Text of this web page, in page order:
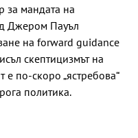
за мандата на
Джером Пауъл
на forward guidance
скептицизмът на
по-скоро „ястребова“
политика.